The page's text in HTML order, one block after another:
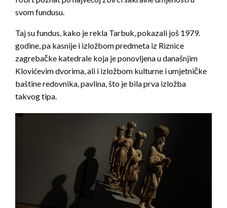
svom fundusu.
Taj su fundus, kako je rekla Tarbuk, pokazali još 1979.
godine, pa kasnije i izložbom predmeta iz Riznice
zagrebačke katedrale koja je ponovljena u današnjim
Klovićevim dvorima, ali i izložbom kulturne i umjetničke
baštine redovnika, pavlina, što je bila prva izložba
takvog tipa.